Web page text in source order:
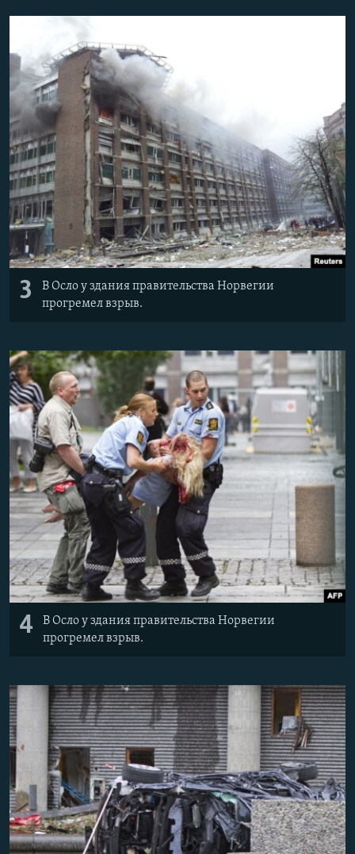
3
В Осло у здания правительства Норвегии
прогремел взрыв.
4
В Осло у здания правительства Норвегии
прогремел взрыв.